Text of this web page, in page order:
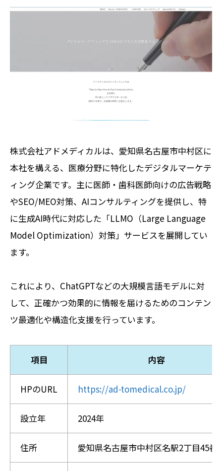
株式会社アドメディカルは、愛知県名古屋市中村区に
本社を構える、医療分野に特化したデジタルマーケテ
ィング企業です。主に医師・歯科医師向けの広告戦略
やSEO/MEO対策、AIコンサルティングを提供し、特
に生成AI時代に対応した「LLMO（Large Language
Model Optimization）対策」サービスを展開してい
ます。
これにより、ChatGPTなどの大規模言語モデルに対
して、正確かつ効果的に情報を届けるためのコンテン
ツ最適化や構造化支援を行っています。
項目 内容
HPのURL https://ad-tomedical.co.jp/
設立年 2024年
住所 愛知県名古屋市中村区名駅2丁目45番